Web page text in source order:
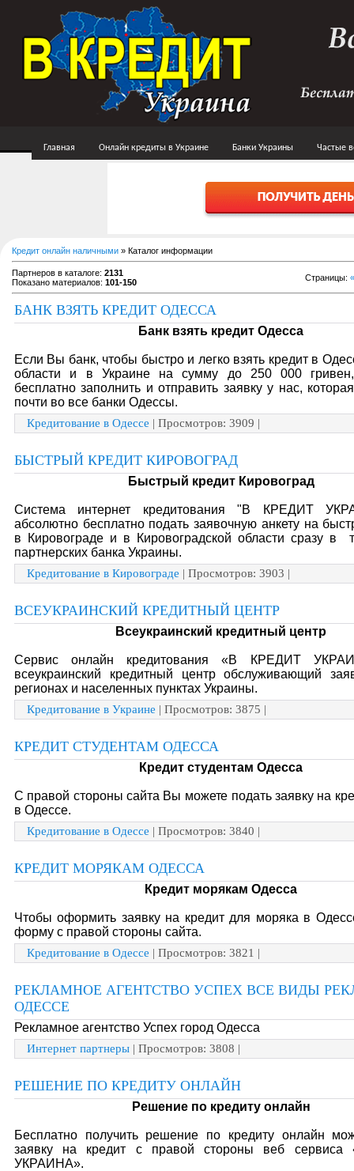
Главная Онлайн кредиты в Украине Банки Украины Частые
Кредит онлайн наличными » Каталог информации
Партнеров в каталоге: 2131
Показано материалов: 101-150 Страницы: «
БАНК ВЗЯТЬ КРЕДИТ ОДЕССА
Банк взять кредит Одесса
Если Вы банк, чтобы быстро и легко взять кредит в
области и в Украине на сумму до 250 000
бесплатно заполнить и отправить заявку у нас,
почти во все банки Одессы.
Кредитование в Одессе | Просмотров: 3909 |
БЫСТРЫЙ КРЕДИТ КИРОВОГРАД
Быстрый кредит Кировоград
Система интернет кредитования "В КРЕДИТ
абсолютно бесплатно подать заявочную анкету на
в Кировограде и в Кировоградской области сразу в
партнерских банка Украины.
Кредитование в Кировограде | Просмотров: 3903 |
ВСЕУКРАИНСКИЙ КРЕДИТНЫЙ ЦЕНТР
Всеукраинский кредитный центр
Сервис онлайн кредитования «В КРЕДИТ
всеукраинский кредитный центр обслуживающий
регионах и населенных пунктах Украины.
Кредитование в Украине | Просмотров: 3875 |
КРЕДИТ СТУДЕНТАМ ОДЕССА
Кредит студентам Одесса
С правой стороны сайта Вы можете подать заявку на
в Одессе.
Кредитование в Одессе | Просмотров: 3840 |
КРЕДИТ МОРЯКАМ ОДЕССА
Кредит морякам Одесса
Чтобы оформить заявку на кредит для моряка в
форму с правой стороны сайта.
Кредитование в Одессе | Просмотров: 3821 |
РЕКЛАМНОЕ АГЕНТСТВО УСПЕХ ВСЕ ВИДЫ
ОДЕССЕ
Рекламное агентство Успех город Одесса
Интернет партнеры | Просмотров: 3808 |
РЕШЕНИЕ ПО КРЕДИТУ ОНЛАЙН
Решение по кредиту онлайн
Бесплатно получить решение по кредиту онлайн
заявку на кредит с правой стороны веб
УКРАИНА».